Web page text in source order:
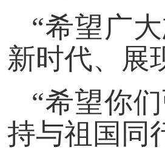
“希望广
新时代、展
“希望你
持与祖国同